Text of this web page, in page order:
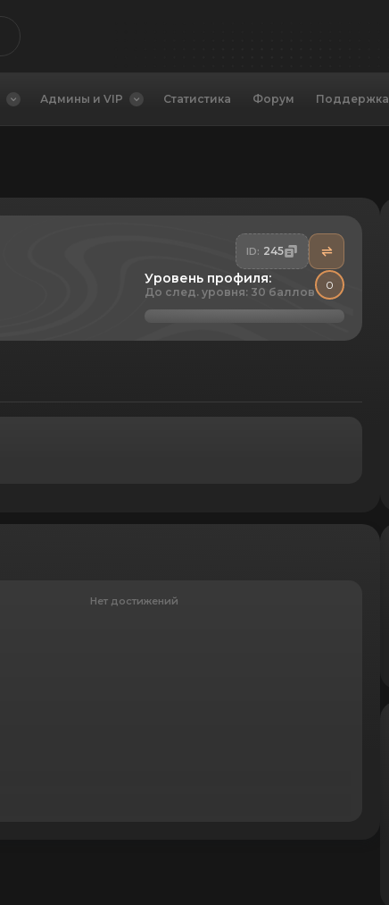
Админы и VIP Статистика Форум Поддержка
ID: 245
0
Уровень профиля:
До след. уровня: 30 баллов
Нет достижений